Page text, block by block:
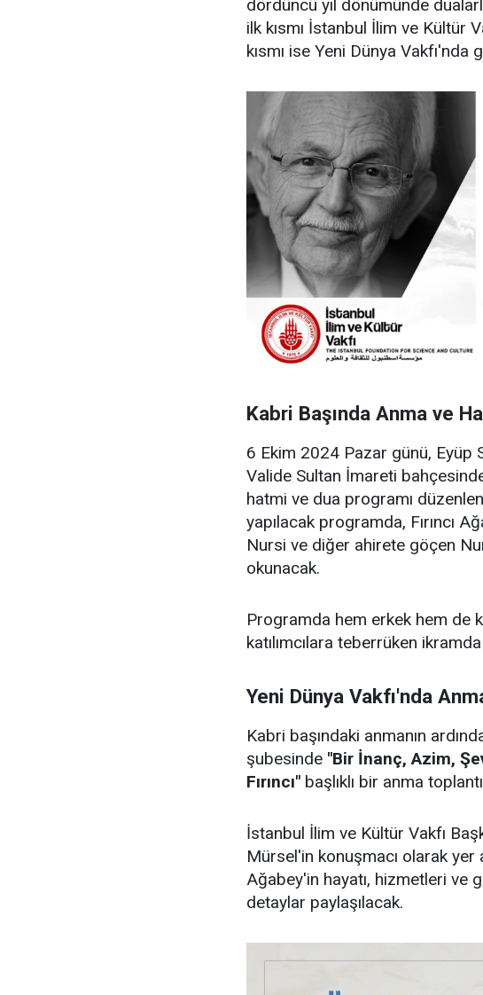
dördüncü yıl dönümünde
ilk kısmı İstanbul İlim ve Kültür
kısmı ise Yeni Dünya Vakfı'nda
Kabri Başında Anma ve
6 Ekim 2024 Pazar günü, Eyüp
Valide Sultan İmareti
hatmi ve dua programı
yapılacak programda, Fırıncı
Nursi ve diğer ahirete göçen
okunacak.
Programda hem erkek hem de
katılımcılara teberrüken
Yeni Dünya Vakfı'nda
Kabri başındaki anmanın
şubesinde "Bir İnanç, Azim,
Fırıncı" başlıklı bir anma
İstanbul İlim ve Kültür Vakfı
Mürsel'in konuşmacı olarak yer
Ağabey'in hayatı, hizmetleri ve
detaylar paylaşılacak.